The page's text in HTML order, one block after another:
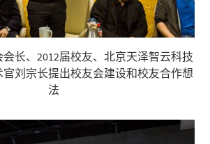
长、2012届校友、北京天泽智云科技
刘宗长提出校友会建设和校友合作想
法